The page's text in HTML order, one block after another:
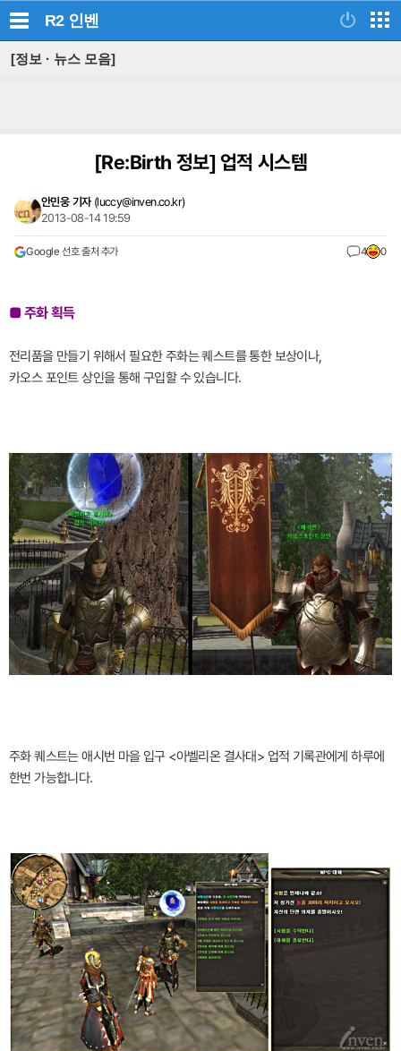
R2 인벤
[정보 · 뉴스 모음]
[Re:Birth 정보] 업적 시스템
안민웅 기자 (luccy@inven.co.kr)
2013-08-14 19:59
Google 선호 출처 추가 4 0
■ 주화 획득
전리품을 만들기 위해서 필요한 주화는 퀘스트를 통한 보상이나,
카오스 포인트 상인을 통해 구입할 수 있습니다.
주화 퀘스트는 애시번 마을 입구 <아벨리온 결사대> 업적 기록관에게 하루에
한번 가능합니다.